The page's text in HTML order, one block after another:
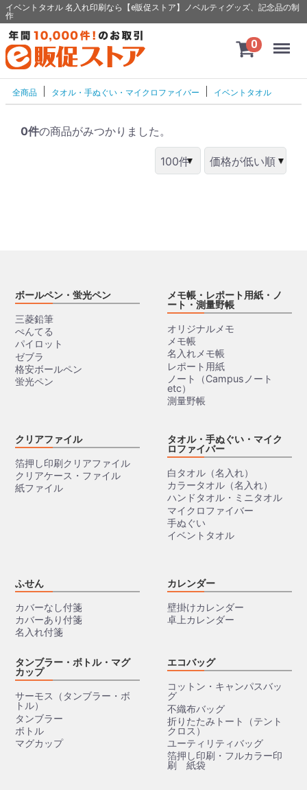
イベントタオル 名入れ印刷なら【e販促ストア】ノベルティグッズ、記念品の制
作
0
全商品 タオル・手ぬぐい・マイクロファイバー イベントタオル
0件の商品がみつかりました。
ボールペン・蛍光ペン
三菱鉛筆
ぺんてる
パイロット
ゼブラ
格安ボールペン
蛍光ペン
クリアファイル
箔押し印刷クリアファイル
クリアケース・ファイル
紙ファイル
ふせん
カバーなし付箋
カバーあり付箋
名入れ付箋
メモ帳・レポート用紙・ノ
ート・測量野帳
オリジナルメモ
メモ帳
名入れメモ帳
レポート用紙
ノート（Campusノート
etc）
測量野帳
タオル・手ぬぐい・マイク
ロファイバー
白タオル（名入れ）
カラータオル（名入れ）
ハンドタオル・ミニタオル
マイクロファイバー
手ぬぐい
イベントタオル
カレンダー
壁掛けカレンダー
卓上カレンダー
タンブラー・ボトル・マグ
カップ
サーモス（タンブラー・ボ
トル）
タンブラー
ボトル
マグカップ
エコバッグ
コットン・キャンパスバッ
グ
不織布バッグ
折りたたみトート（テント
クロス）
ユーティリティバッグ
箔押し印刷・フルカラー印
刷 紙袋